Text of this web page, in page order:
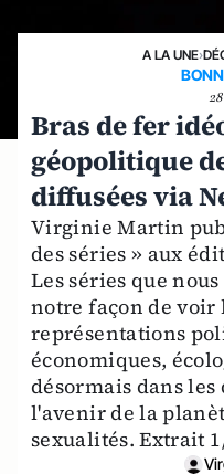
A LA UNE›
Bras de fer
géopolitique
diffusées via
Virginie Martin
des séries » aux
Les séries que
notre façon de voir
représentations
économiques,
désormais dans les
l'avenir de la
sexualités. Extrait